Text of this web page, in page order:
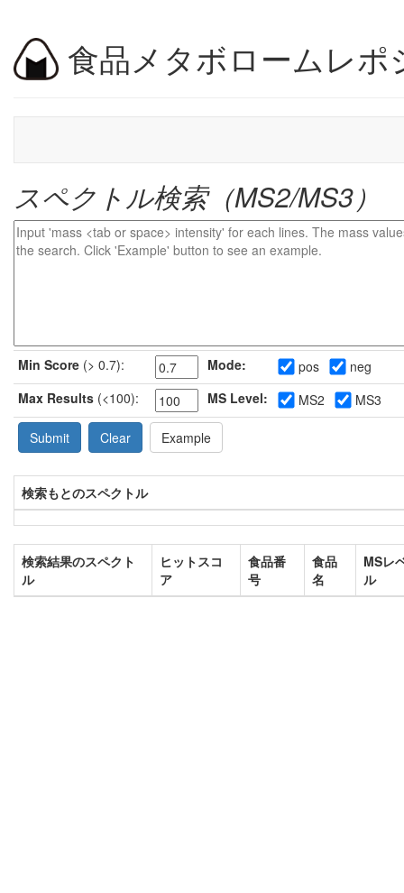
食品メタボロームレポ
スペクトル検索（MS2/MS3）
Min Score (> 0.7): Mode: pos
neg
Max Results (<100): MS Level: MS2 MS3
Submit Clear Example
検索もとのスペクトル
検索結果のスペクト
ル
ヒットスコ
ア
食品番
号
食品
名
MSレ
ル